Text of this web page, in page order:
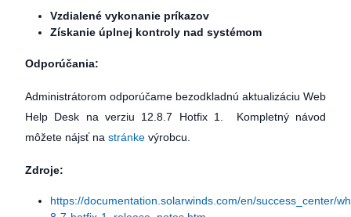
Vzdialené vykonanie príkazov
Získanie úplnej kontroly nad systémom
Odporúčania:
Administrátorom odporúčame bezodkladnú aktualizáciu Web
Help Desk na verziu 12.8.7 Hotfix 1. Kompletný návod
môžete nájsť na stránke výrobcu.
Zdroje:
https://documentation.solarwinds.com/en/success_center/